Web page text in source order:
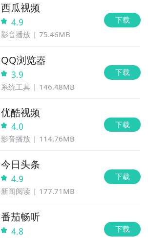
西瓜视频
4.9
影音播放 75.46MB
下载
QQ浏览器
3.9
系统工具 146.48MB
下载
优酷视频
4.0
影音播放 114.76MB
下载
今日头条
4.9
新闻阅读 177.71MB
下载
番茄畅听
4.8 下载